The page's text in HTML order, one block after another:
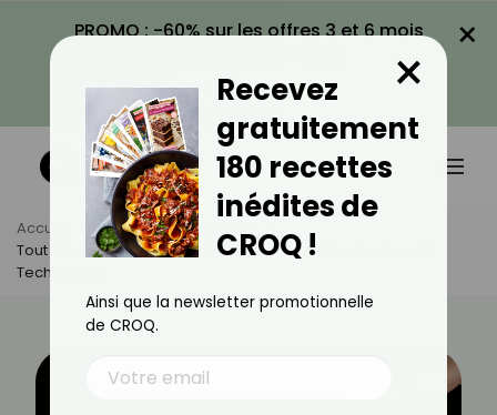
PROMO : -60% sur les offres 3 et 6 mois
VOIR LA PROMO
×
Accueil Actus
Alimentation
Tout Savoir Sur Le Barbecue Coréen : Tradition, Saveurs Et
Techniques
Recevez
gratuitement
180 recettes
inédites de
CROQ !
×
Ainsi que la newsletter promotionnelle
de CROQ.